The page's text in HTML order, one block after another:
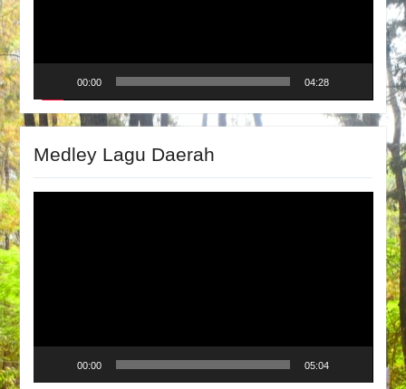
00:00 04:28
Medley Lagu Daerah
00:00 05:04